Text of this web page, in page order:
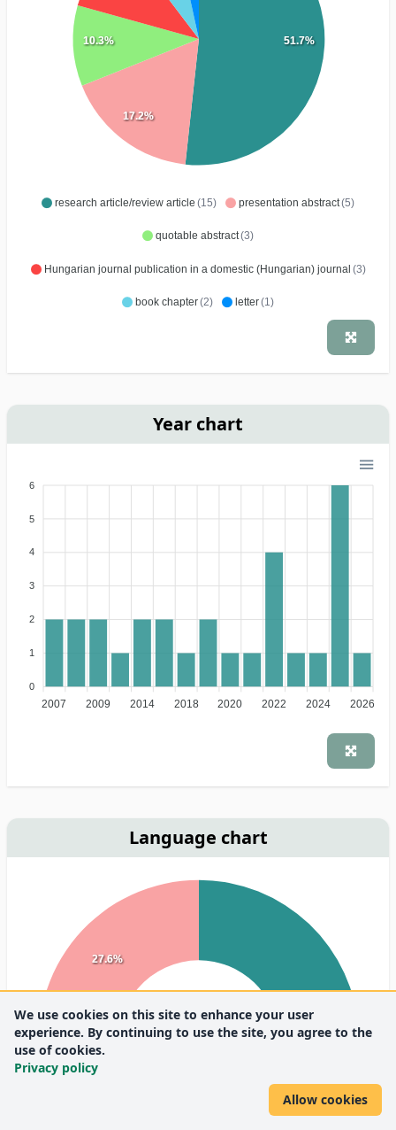
research article/review article (15) presentation abstract(5)
quotable abstract(3)
Hungarian journal publication in a domestic (Hungarian) journal (3)
book chapter(2) letter(1)
51.7%
17.2%
10.3%
Year chart
6
5
4
3
2
1
0
2007 2009 2014 2018 2020 2022 2024 2026
Language chart
72.4%
27.6%
We use cookies on this site to enhance your user
experience. By continuing to use the site, you agree to the
use of cookies.
Privacy policy
Allow cookies